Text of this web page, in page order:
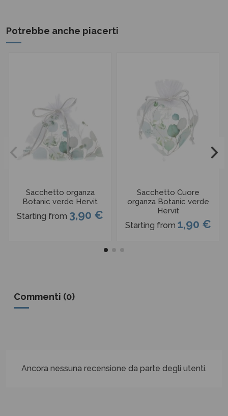
Potrebbe anche piacerti
Sacchetto organza
Botanic verde Hervit
Starting from 3,90 €
Sacchetto Cuore
organza Botanic verde
Hervit
Starting from 1,90 €
Commenti (0)
Ancora nessuna recensione da parte degli utenti.